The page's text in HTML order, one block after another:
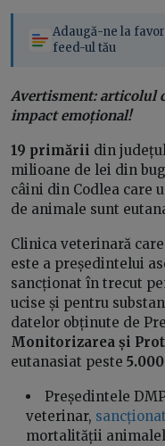
Adaugă-ne la
feed-ul tău
Avertisment: articolul
impact emoțional!
19 primării din
milioane de lei din
câini din Codlea care
de animale sunt
Clinica veterinară
este a președintelui
sancționat în trecut
ucise și pentru
datelor obținute de
Monitorizarea și
eutanasiat peste
Președintele
veterinar,
mortalității